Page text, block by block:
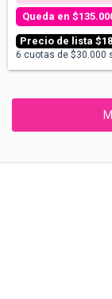
6 cuotas de $30.000